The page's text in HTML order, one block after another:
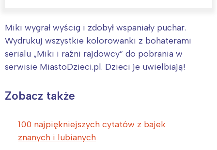
Miki wygrał wyścig i zdobył wspaniały puchar.
Wydrukuj wszystkie kolorowanki z bohaterami
serialu „Miki i raźni rajdowcy” do pobrania w
serwisie MiastoDzieci.pl. Dzieci je uwielbiają!
Zobacz także
100 najpiękniejszych cytatów z bajek
znanych i lubianych